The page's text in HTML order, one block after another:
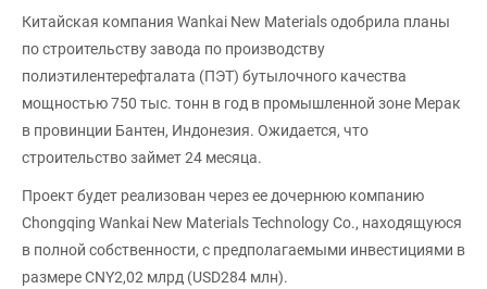
Китайская компания Wankai New Materials одобрила планы
по строительству завода по производству
полиэтилентерефталата (ПЭТ) бутылочного качества
мощностью 750 тыс. тонн в год в промышленной зоне Мерак
в провинции Бантен, Индонезия. Ожидается, что
строительство займет 24 месяца.
Проект будет реализован через ее дочернюю компанию
Chongqing Wankai New Materials Technology Co., находящуюся
в полной собственности, с предполагаемыми инвестициями в
размере CNY2,02 млрд (USD284 млн).